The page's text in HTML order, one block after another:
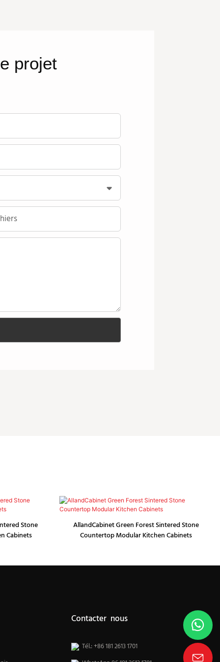
projet
Stone
Cabinets
AllandCabinet Green Forest Sintered Stone
Countertop Modular Kitchen Cabinets
Contacter nous
Tél.: +86 181 2613 1701